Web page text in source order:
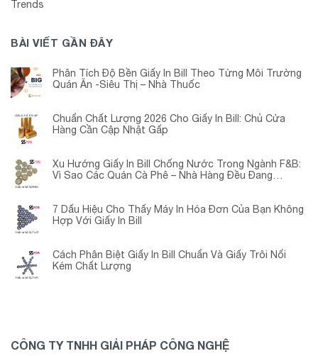
Trends
BÀI VIẾT GẦN ĐÂY
Phân Tích Độ Bền Giấy In Bill Theo Từng Môi Trường
Quán Ăn -Siêu Thị – Nhà Thuốc
Chuẩn Chất Lượng 2026 Cho Giấy In Bill: Chủ Cửa
Hàng Cần Cập Nhật Gấp
Xu Hướng Giấy In Bill Chống Nước Trong Ngành F&B:
Vì Sao Các Quán Cà Phê – Nhà Hàng Đều Đang
7 Dấu Hiệu Cho Thấy Máy In Hóa Đơn Của Bạn Không
Hợp Với Giấy In Bill
Cách Phân Biệt Giấy In Bill Chuẩn Và Giấy Trôi Nổi
Kém Chất Lượng
CÔNG TY TNHH GIẢI PHÁP CÔNG NGHỆ